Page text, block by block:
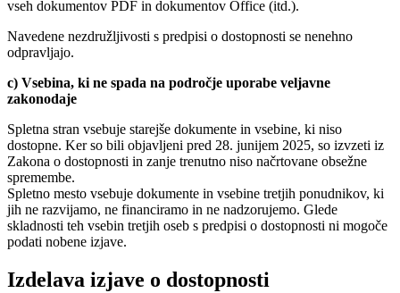
vseh dokumentov PDF in dokumentov Office (itd.).
Navedene nezdružljivosti s predpisi o dostopnosti se nenehno
odpravljajo.
c) Vsebina, ki ne spada na področje uporabe veljavne
zakonodaje
Spletna stran vsebuje starejše dokumente in vsebine, ki niso
dostopne. Ker so bili objavljeni pred 28. junijem 2025, so izvzeti iz
Zakona o dostopnosti in zanje trenutno niso načrtovane obsežne
spremembe.
Spletno mesto vsebuje dokumente in vsebine tretjih ponudnikov, ki
jih ne razvijamo, ne financiramo in ne nadzorujemo. Glede
skladnosti teh vsebin tretjih oseb s predpisi o dostopnosti ni mogoče
podati nobene izjave.
Izdelava izjave o dostopnosti